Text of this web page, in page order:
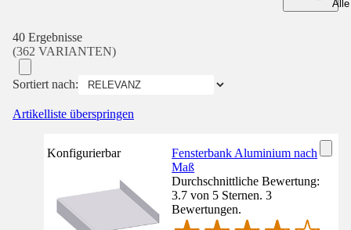
40 Ergebnisse
(362 VARIANTEN)
Sortiert nach:
Artikelliste überspringen
Konfigurierbar
Fensterbank Aluminium nach
Maß
Durchschnittliche Bewertung:
3.7 von 5 Sternen. 3
Bewertungen.